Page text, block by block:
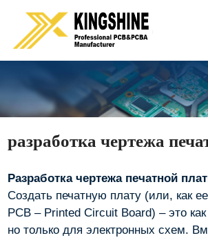
разработка чертежа
Разработка чертежа печатной
Создать печатную плату (или, как
PCB – Printed Circuit Board) – это
но только для электронных схем.